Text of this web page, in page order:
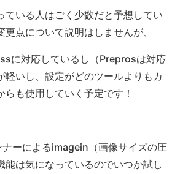
ている人はごく少数だと予想してい
更点について説明はしませんが、
に対応しているし（Preprosは対応
軽いし、設定がどのツールよりもカ
らも使用していく予定です！
ーによるimagein（画像サイズの圧
能は気になっているのでいつか試し